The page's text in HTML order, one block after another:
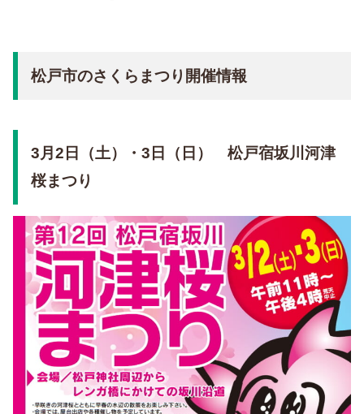
松戸市のさくらまつり開催情報
3月2日（土）・3日（日） 松戸宿坂川河津
桜まつり